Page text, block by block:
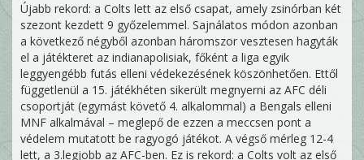
Újabb rekord: a Colts lett az első csapat, amely zsinórban két
szezont kezdett 9 győzelemmel. Sajnálatos módon azonban
a következő négyből azonban háromszor vesztesen hagyták
el a játékteret az indianapolisiak, főként a liga egyik
leggyengébb futás elleni védekezésének köszönhetően. Ettől
függetlenül a 15. játékhéten sikerült megnyerni az AFC déli
csoportját (egymást követő 4. alkalommal) a Bengals elleni
MNF alkalmával – meglepő de ezzen a meccsen pont a
védelem mutatott be ragyogó játékot. A végső mérleg 12-4
lett, a 3.legjobb az AFC-ben. Ez is rekord: a Colts volt az első